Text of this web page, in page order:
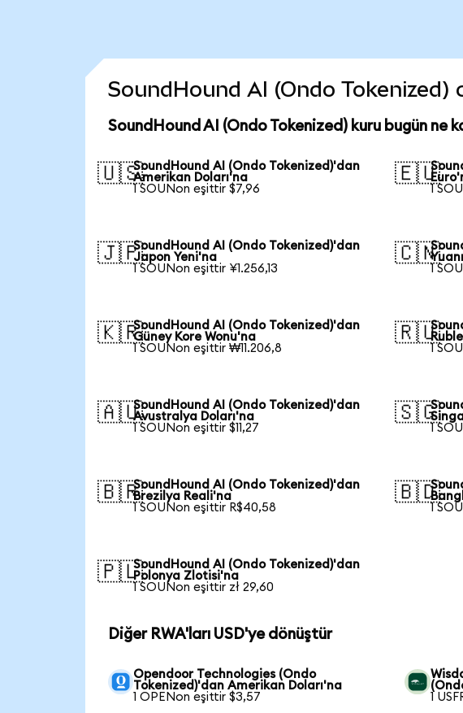
SoundHound AI (Ondo
SoundHound AI (Ondo Tokenized) kuru bugün ne
🇺🇸SoundHound AI (Ondo Tokenized)'dan
Amerikan Doları'na
1 SOUNon eşittir $7,96
🇪🇺
1
🇯🇵SoundHound AI (Ondo Tokenized)'dan
Japon Yeni'na
1 SOUNon eşittir ¥1.256,13
🇨🇳
1
🇰🇷SoundHound AI (Ondo Tokenized)'dan
Güney Kore Wonu'na
1 SOUNon eşittir ₩11.206,8
🇷🇺
1
🇦🇺SoundHound AI (Ondo Tokenized)'dan
Avustralya Doları'na
1 SOUNon eşittir $11,27
🇸🇬
1
🇧🇷SoundHound AI (Ondo Tokenized)'dan
Brezilya Reali'na
1 SOUNon eşittir R$40,58
🇧🇩
1
🇵🇱SoundHound AI (Ondo Tokenized)'dan
Polonya Zlotisi'na
1 SOUNon eşittir zł 29,60
Diğer RWA'ları USD'ye dönüştür
Opendoor Technologies (Ondo
Tokenized)'dan Amerikan Doları'na
1 OPENon eşittir $3,57
1